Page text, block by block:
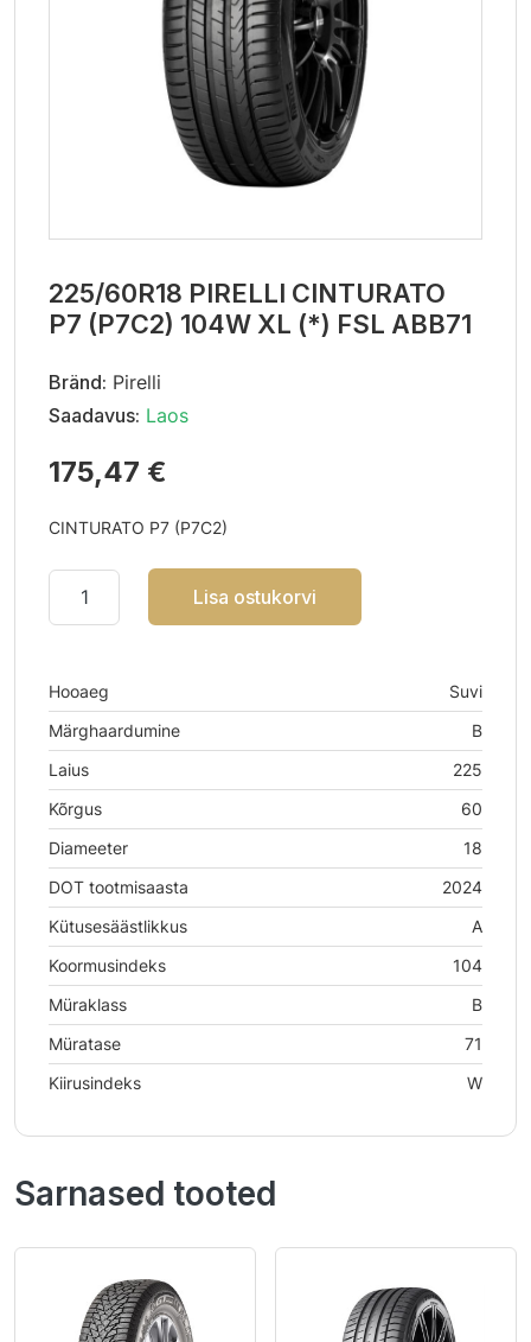
225/60R18 PIRELLI CINTURATO
P7 (P7C2) 104W XL (*) FSL ABB71
Bränd: Pirelli
Saadavus: Laos
175,47 €
CINTURATO P7 (P7C2)
Lisa ostukorvi
Hooaeg
Suvi
Märghaardumine
B
Laius
225
Kõrgus
60
Diameeter
18
DOT tootmisaasta
2024
Kütusesäästlikkus
A
Koormusindeks
104
Müraklass
B
Müratase
71
Kiirusindeks
W
Sarnased tooted